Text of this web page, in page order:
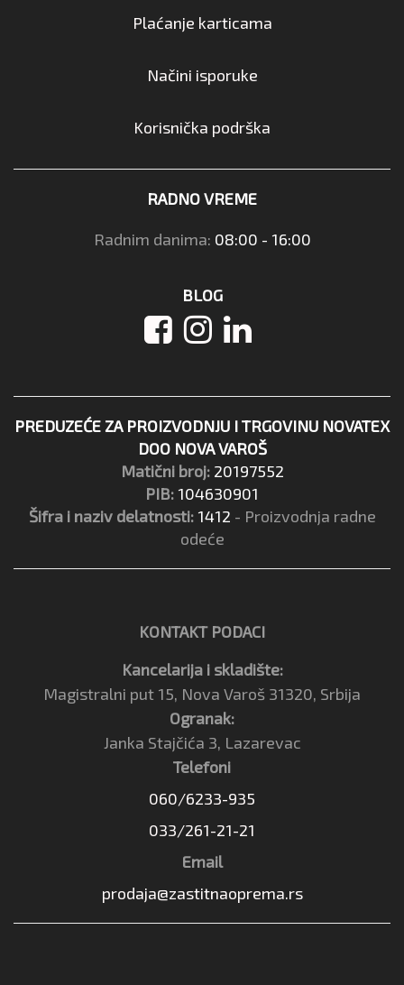
Plaćanje karticama
Načini isporuke
Korisnička podrška
RADNO VREME
Radnim danima: 08:00 - 16:00
BLOG
PREDUZEĆE ZA PROIZVODNJU I TRGOVINU NOVATEX
DOO NOVA VAROŠ
Matični broj: 20197552
PIB: 104630901
Šifra i naziv delatnosti: 1412 - Proizvodnja radne
odeće
KONTAKT PODACI
Kancelarija i skladište:
Magistralni put 15, Nova Varoš 31320, Srbija
Ogranak:
Janka Stajčića 3, Lazarevac
Telefoni
060/6233-935
033/261-21-21
Email
prodaja@zastitnaoprema.rs